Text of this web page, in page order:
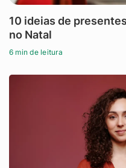
10 ideias de
no Natal
6 min de leitura